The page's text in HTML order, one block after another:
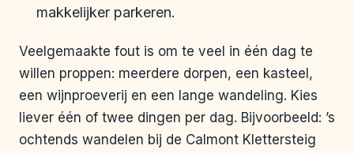
makkelijker parkeren.
Veelgemaakte fout is om te veel in één dag te
willen proppen: meerdere dorpen, een kasteel,
een wijnproeverij en een lange wandeling. Kies
liever één of twee dingen per dag. Bijvoorbeeld: ’s
ochtends wandelen bij de Calmont Klettersteig